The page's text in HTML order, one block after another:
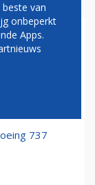
door
737
van
onbeperkt
Apps.